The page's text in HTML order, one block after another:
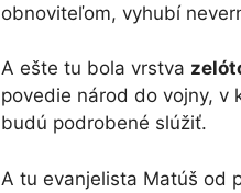
obnoviteľom, vyhubí
A ešte tu bola vrstva
povedie národ do vojny, v
budú podrobené slúžiť.
A tu evanjelista Matúš od